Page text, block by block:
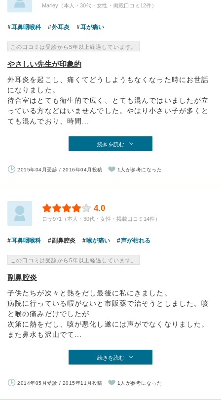
Marley（本人・30代・女性・掲載口コミ12件）
耳鼻咽喉科 外耳炎 耳が痛い
この口コミは受診から5年以上経過しています。
やさしい先生が印象的
外耳炎を起こし、痛くてどうしようもなくなった時にお世話
になりました。
待合室はとても衛生的で広く、とても混んではいましたが立
っている方などはいませんでした。やはり小さい子が多くと
ても混んでおり、時間...
続きを読む
2015年04月受診 / 2016年04月投稿 1人が参考になった
4.0
ロサ971（本人・30代・女性・掲載口コミ14件）
耳鼻咽喉科 副鼻腔炎 喉が痛い 声が枯れる
この口コミは受診から5年以上経過しています。
副鼻腔炎
子供たちが次々と熱をだし最後に私にきました。
病院に行っている暇がないと市販薬で治そうとしました。咳
と喉の痛みだけでしたが
次第に熱をだし、咳が悪化し遂には声がでなくなりました。
また鼻水も沢山でて...
続きを読む
2014年05月受診 / 2015年11月投稿 1人が参考になった